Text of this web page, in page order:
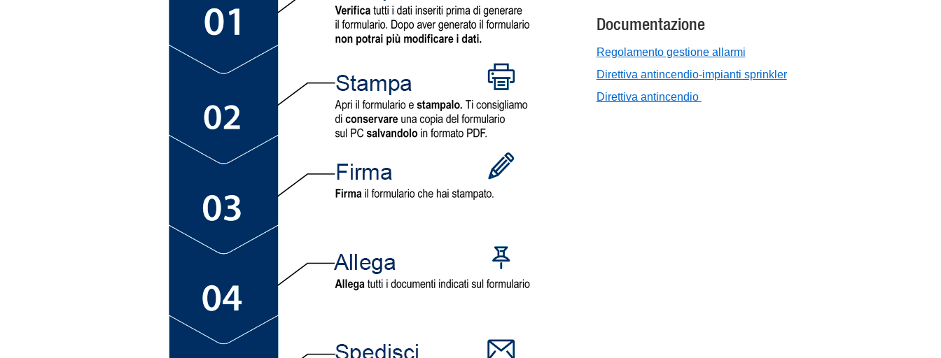
Documentazione
Regolamento gestione allarmi
Direttiva antincendio-impianti sprinkler
Direttiva antincendio